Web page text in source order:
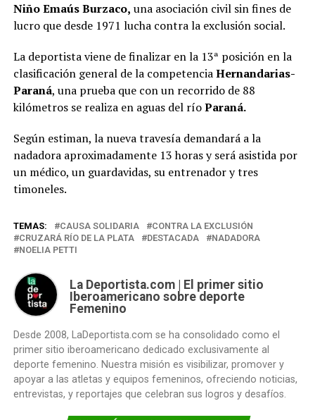
Niño Emaús Burzaco, una asociación civil sin fines de
lucro que desde 1971 lucha contra la exclusión social.
La deportista viene de finalizar en la 13ª posición en la
clasificación general de la competenciaHernandarias-
Paraná, una prueba que con un recorrido de 88
kilómetros se realiza en aguas del ríoParaná.
Según estiman, la nueva travesía demandará a la
nadadora aproximadamente 13 horas y será asistida por
un médico, un guardavidas, su entrenador y tres
timoneles.
TEMAS: CAUSA SOLIDARIA
CONTRA LA EXCLUSIÓN
CRUZARÁ RÍO DE LA PLATA
DESTACADA
NADADORA
NOELIA PETTI
La Deportista.com | El primer sitio
Iberoamericano sobre deporte
Femenino
Desde 2008, LaDeportista.com se ha consolidado como el
primer sitio iberoamericano dedicado exclusivamente al
deporte femenino. Nuestra misión es visibilizar, promover y
apoyar a las atletas y equipos femeninos, ofreciendo noticias,
entrevistas, y reportajes que celebran sus logros y desafíos.